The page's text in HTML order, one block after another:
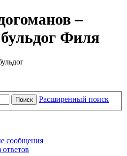
–
Филя
Поиск Расширенный поиск
сообщения